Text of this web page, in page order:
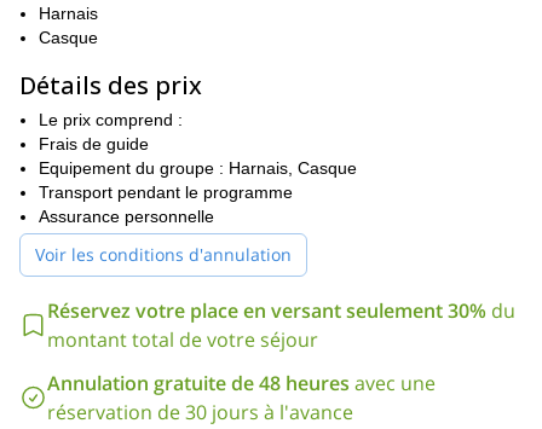
plus belles vallées des Hautes Tatras depuis les côtés polonais et
slovaque. Ce programme est destiné aux personnes ayant une
physique.
Vous avez trouvé ce programme intéressant ? Alors
contactez-moi pour que nous puissions commencer à planifier
ce programme de randonnée d'été ! J'aimerais beaucoup vous
faire découvrir la merveilleuse nature des Tatras.
Harnais
Casque
Détails des prix
Le prix comprend :
Frais de guide
Equipement du groupe : Harnais, Casque
Transport pendant le programme
Assurance personnelle
Voir les conditions d'annulation
Réservez votre place en versant seulement 30% du
montant total de votre séjour
Annulation gratuite de 48 heures avec une
réservation de 30 jours à l'avance